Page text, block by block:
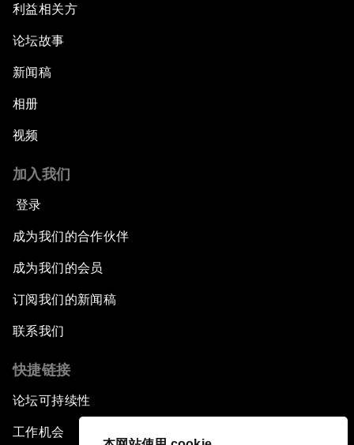
利益相关方
论坛故事
新闻稿
相册
视频
加入我们
登录
成为我们的合作伙伴
成为我们的会员
订阅我们的新闻稿
联系我们
快捷链接
论坛可持续性
工作机会